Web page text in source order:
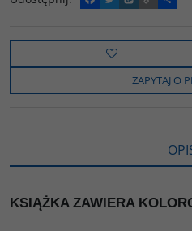
a
e
o
k
w
t
t
e
y
o
o
y
i
n
k
o
z
e
l
s
ZAPYTAJ O
KSIĄŻKA ZAWIERA